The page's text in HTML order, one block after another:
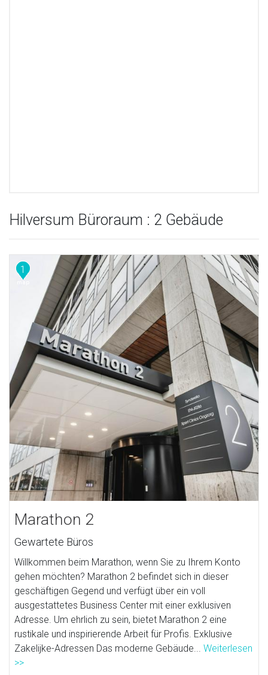
Hilversum Büroraum : 2 Gebäude
1
Marathon 2
Gewartete Büros
Willkommen beim Marathon, wenn Sie zu Ihrem Konto
gehen möchten? Marathon 2 befindet sich in dieser
geschäftigen Gegend und verfügt über ein voll
ausgestattetes Business Center mit einer exklusiven
Adresse. Um ehrlich zu sein, bietet Marathon 2 eine
rustikale und inspirierende Arbeit für Profis. Exklusive
Zakelijke-Adressen Das moderne Gebäude...Weiterlesen
>>